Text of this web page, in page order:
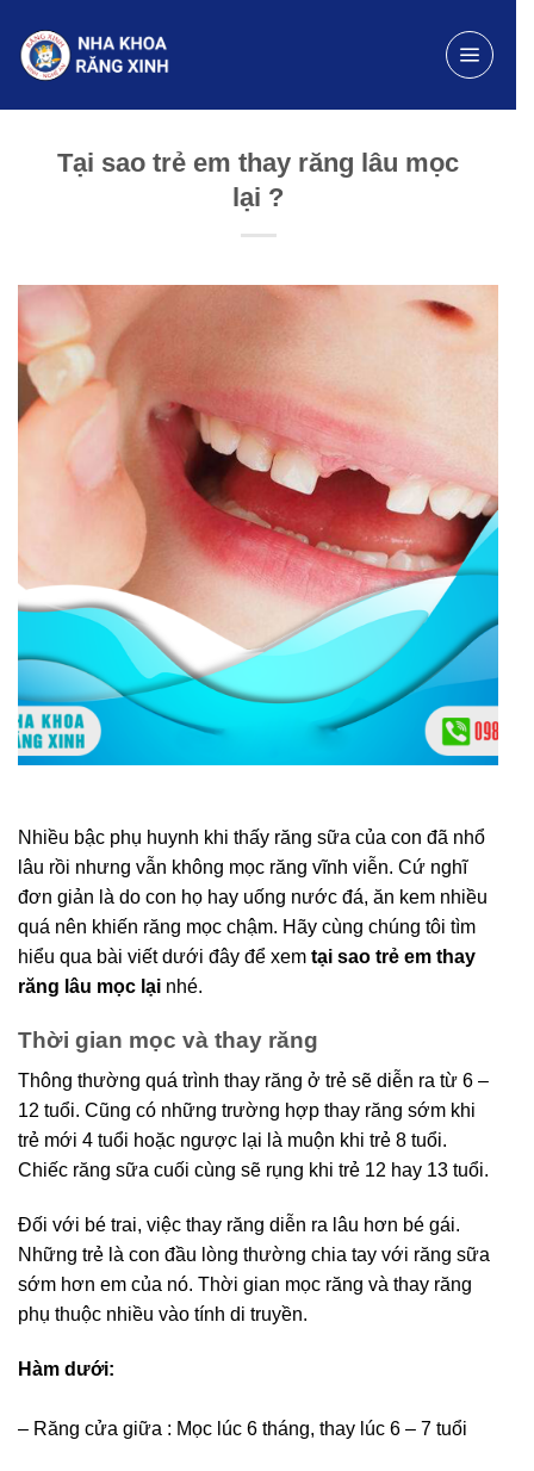
đến
nội
Tại sao trẻ em thay răng lâu mọc
lại ?
Nhiều bậc phụ huynh khi thấy răng sữa của con đã nhổ
lâu rồi nhưng vẫn không mọc răng vĩnh viễn. Cứ nghĩ
đơn giản là do con họ hay uống nước đá, ăn kem nhiều
quá nên khiến răng mọc chậm. Hãy cùng chúng tôi tìm
hiểu qua bài viết dưới đây để xem tại sao trẻ em thay
răng lâu mọc lại nhé.
Thời gian mọc và thay răng
Thông thường quá trình thay răng ở trẻ sẽ diễn ra từ 6 –
12 tuổi. Cũng có những trường hợp thay răng sớm khi
trẻ mới 4 tuổi hoặc ngược lại là muộn khi trẻ 8 tuổi.
Chiếc răng sữa cuối cùng sẽ rụng khi trẻ 12 hay 13 tuổi.
Đối với bé trai, việc thay răng diễn ra lâu hơn bé gái.
Những trẻ là con đầu lòng thường chia tay với răng sữa
sớm hơn em của nó. Thời gian mọc răng và thay răng
phụ thuộc nhiều vào tính di truyền.
Hàm dưới:
– Răng cửa giữa : Mọc lúc 6 tháng, thay lúc 6 – 7 tuổi